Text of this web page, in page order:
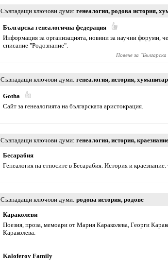
Съвпадащи ключови думи генеалогия, родова история,
Българска генеалогична федерация
Информация за организацията, новини за научни форуми,
списание "Родознание".
Повече за "
Съвпадащи ключови думи генеалогия, история,
Gotha
Сайт за генеалогията на българската аристокрация.
Съвпадащи ключови думи генеалогия, история,
Бесарабия
Генеалогия на етносите в Бесарабия. История и
Съвпадащи ключови думи родова история, родове
Караколеви
Поезия, проза, мемоари от Мария Караколева, Георги
Караколева.
Kaloferov Family